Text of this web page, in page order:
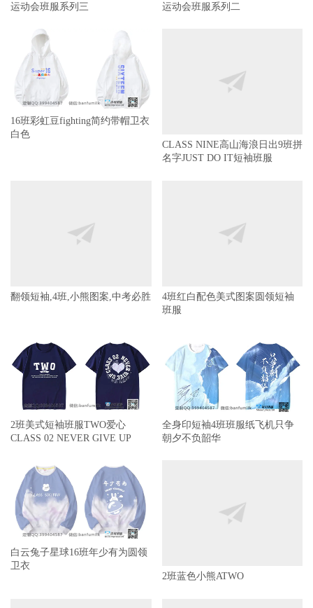
运动会班服系列三 运动会班服系列二
16班彩虹豆fighting简约带帽卫衣
白色
CLASS NINE高山海浪日出9班拼
名字JUST DO IT短袖班服
翻领短袖,4班,小熊图案,中考必胜
4班红白配色美式图案圆领短袖
班服
2班美式短袖班服TWO爱心
CLASS 02 NEVER GIVE UP
全身印短袖4班班服纸飞机只争
朝夕不负韶华
白云兔子星球16班年少有为圆领
卫衣
2班蓝色小熊ATWO